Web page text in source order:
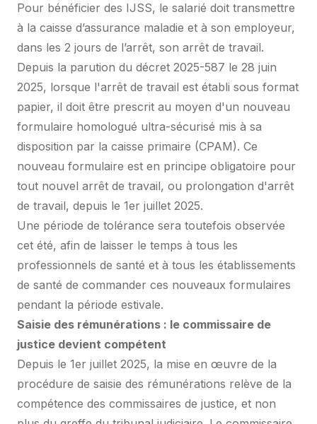
Pour bénéficier des IJSS, le salarié doit transmettre
à la caisse d’assurance maladie et à son employeur,
dans les 2 jours de l’arrêt, son arrêt de travail.
Depuis la parution du décret 2025-587 le 28 juin
2025, lorsque l'arrêt de travail est établi sous format
papier, il doit être prescrit au moyen d'un nouveau
formulaire homologué ultra-sécurisé mis à sa
disposition par la caisse primaire (CPAM). Ce
nouveau formulaire est en principe obligatoire pour
tout nouvel arrêt de travail, ou prolongation d'arrêt
de travail, depuis le 1er juillet 2025.
Une période de tolérance sera toutefois observée
cet été, afin de laisser le temps à tous les
professionnels de santé et à tous les établissements
de santé de commander ces nouveaux formulaires
pendant la période estivale.
Saisie des rémunérations : le commissaire de
justice devient compétent
Depuis le 1er juillet 2025, la mise en œuvre de la
procédure de saisie des rémunérations relève de la
compétence des commissaires de justice, et non